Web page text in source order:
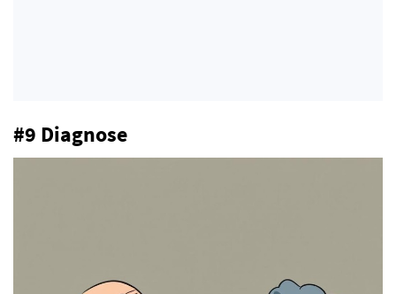
#9 Diagnose